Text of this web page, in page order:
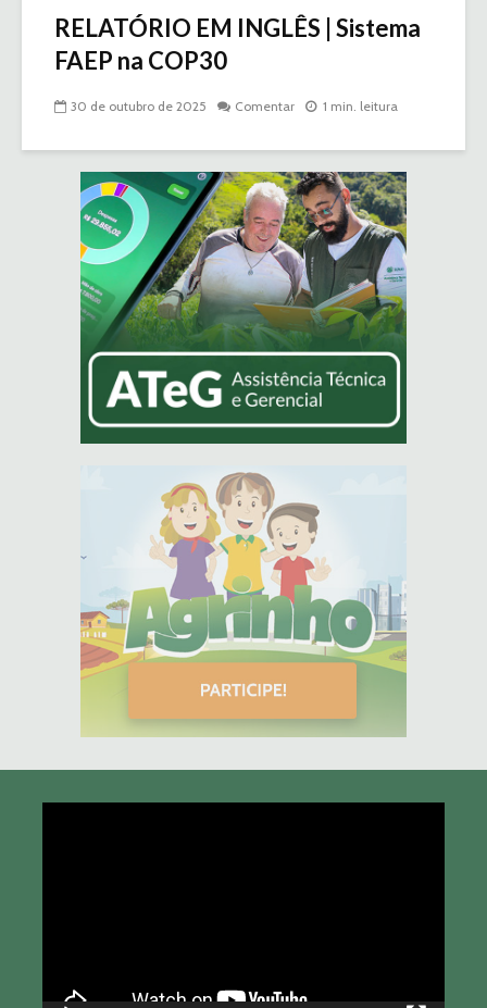
RELATÓRIO EM INGLÊS | Sistema
FAEP na COP30
30 de outubro de 2025 Comentar 1 min. leitura